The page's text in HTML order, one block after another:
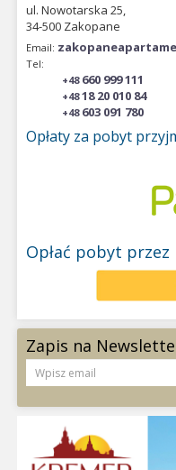
ul. Nowotarska 25,
34-500 Zakopane
Email:
Tel:
+48660 999 111
+4818 20 010 84
+48603 091 780
Opłaty za pobyt
Opłać pobyt przez
Zapis na